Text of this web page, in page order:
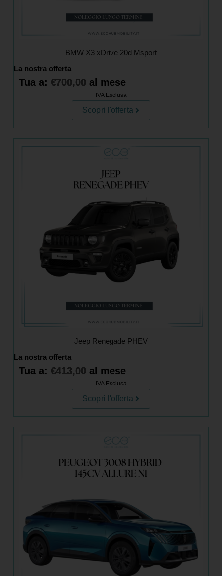
BMW X3 xDrive 20d Msport
La nostra offerta
Tua a: €700,00 al mese
IVA Esclusa
Scopri l'offerta
Jeep Renegade PHEV
La nostra offerta
Tua a: €413,00 al mese
IVA Esclusa
Scopri l'offerta